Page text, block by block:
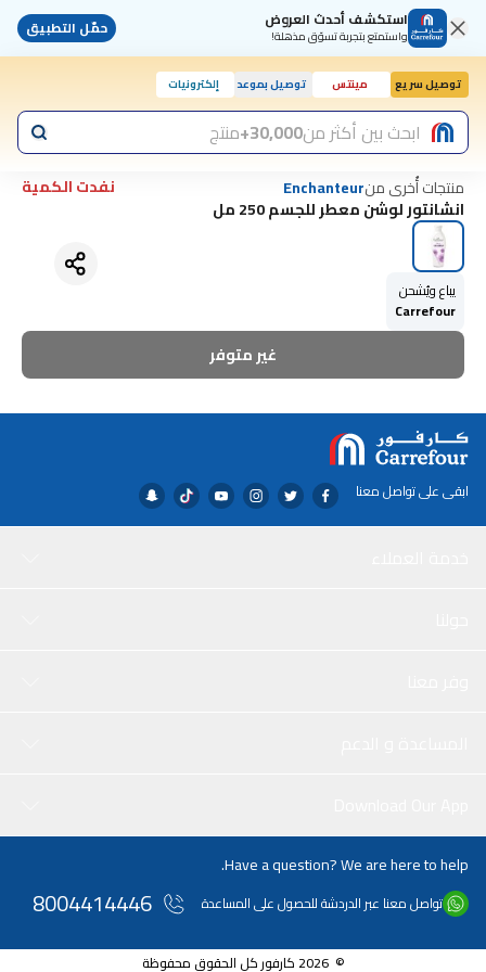
استكشف أحدث العروض
واستمتع بتجربة تسوّق مذهلة! حمّل التطبيق
توصيل سريع مينتس توصيل بموعد إلكترونيات
ابحث بين أكثر من30,000+ منتج
منتجات أُخرى منEnchanteur
نفدت الكمية
انشانتور لوشن معطر للجسم 250 مل
يباع ويُشحن
Carrefour
غير متوفر
ابقى على تواصل معنا
Have a question? We are here to help.
تواصل معنا عبر الدردشة للحصول على المساعدة 8004414446
© 2026 كارفور كل الحقوق محفوظة